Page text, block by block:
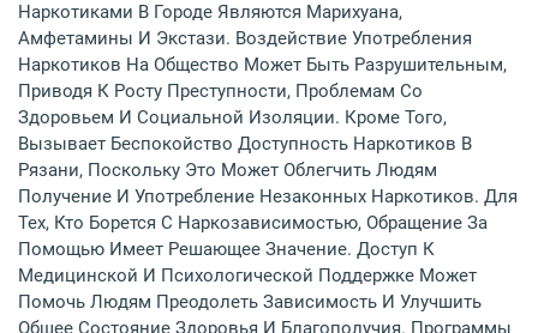
Наркотиками В Городе Являются Марихуана,
Амфетамины И Экстази. Воздействие Употребления
Наркотиков На Общество Может Быть Разрушительным,
Приводя К Росту Преступности, Проблемам Со
Здоровьем И Социальной Изоляции. Кроме Того,
Вызывает Беспокойство Доступность Наркотиков В
Рязани, Поскольку Это Может Облегчить Людям
Получение И Употребление Незаконных Наркотиков. Для
Тех, Кто Борется С Наркозависимостью, Обращение За
Помощью Имеет Решающее Значение. Доступ К
Медицинской И Психологической Поддержке Может
Помочь Людям Преодолеть Зависимость И Улучшить
Общее Состояние Здоровья И Благополучия. Программы